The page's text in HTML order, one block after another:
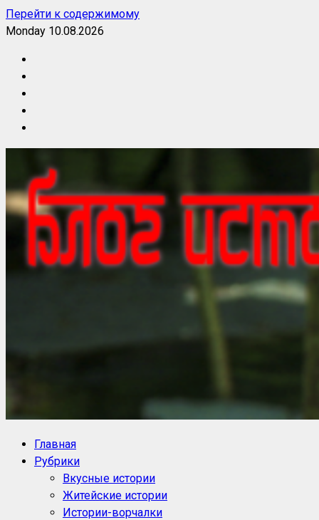
Перейти к содержимому
Monday 10.08.2026
Блог историй NoorySan
Главная
Рубрики
Вкусные истории
Житейские истории
Истории-ворчалки